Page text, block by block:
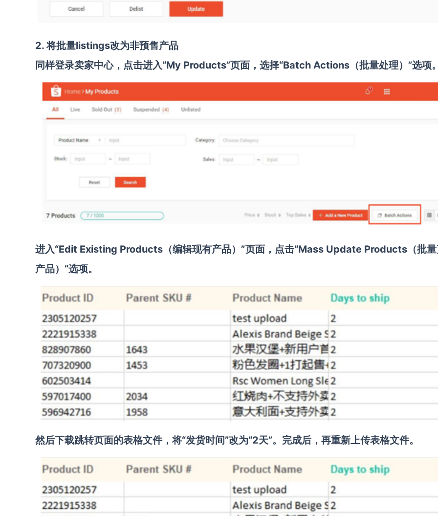
2.将批量listings改为非预售产品
同样登录卖家中心，点击进入“My Products”页面，选择“Batch Actions（批量处理）”选项
进入“Edit Existing Products（编辑现有产品）”页面，点击“Mass Update Products（批
产品）”选项。
然后下载跳转页面的表格文件，将“发货时间”改为“2天”。完成后，再重新上传表格文件。